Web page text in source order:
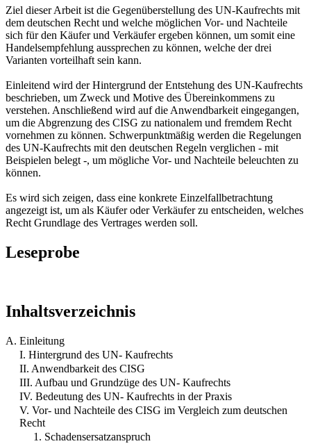
Ziel dieser Arbeit ist die Gegenüberstellung des UN-Kaufrechts mit
dem deutschen Recht und welche möglichen Vor- und Nachteile
sich für den Käufer und Verkäufer ergeben können, um somit eine
Handelsempfehlung aussprechen zu können, welche der drei
Varianten vorteilhaft sein kann.
Einleitend wird der Hintergrund der Entstehung des UN-Kaufrechts
beschrieben, um Zweck und Motive des Übereinkommens zu
verstehen. Anschließend wird auf die Anwendbarkeit eingegangen,
um die Abgrenzung des CISG zu nationalem und fremdem Recht
vornehmen zu können. Schwerpunktmäßig werden die Regelungen
des UN-Kaufrechts mit den deutschen Regeln verglichen - mit
Beispielen belegt -, um mögliche Vor- und Nachteile beleuchten zu
können.
Es wird sich zeigen, dass eine konkrete Einzelfallbetrachtung
angezeigt ist, um als Käufer oder Verkäufer zu entscheiden, welches
Recht Grundlage des Vertrages werden soll.
Leseprobe
Inhaltsverzeichnis
A. Einleitung
I. Hintergrund des UN- Kaufrechts
II. Anwendbarkeit des CISG
III. Aufbau und Grundzüge des UN- Kaufrechts
IV. Bedeutung des UN- Kaufrechts in der Praxis
V. Vor- und Nachteile des CISG im Vergleich zum deutschen
Recht
1. Schadensersatzanspruch